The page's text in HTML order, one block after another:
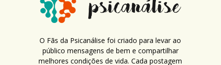
O Fãs da Psicanálise foi criado para levar ao
público mensagens de bem e compartilhar
melhores condições de vida. Cada postagem